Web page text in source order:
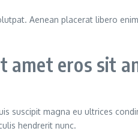
Aenean placerat libero
eros sit
suscipit magna eu ultrices
hendrerit nunc.